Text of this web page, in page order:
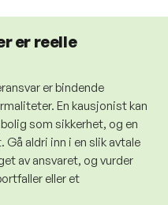
er reelle
er bindende
En kausjonist kan
som sikkerhet, og en
aldri inn i en slik avtale
av ansvaret, og vurder
eller et